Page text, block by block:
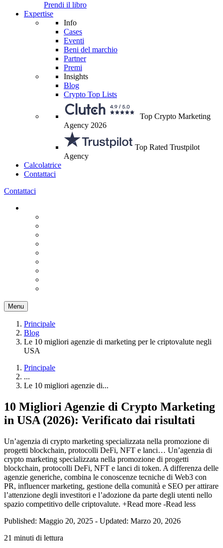
Prendi il libro
Expertise
Info
Cases
Eventi
Beni del marchio
Partner
Premi
Insights
Blog
Crypto Top Lists
Top Crypto Marketing
Agency 2026
Top Rated Trustpilot
Agency
Calcolatrice
Contattaci
Contattaci
Menu
Principale
Blog
Le 10 migliori agenzie di marketing per le criptovalute negli
USA
Principale
...
Le 10 migliori agenzie di...
10 Migliori Agenzie di Crypto Marketing
in USA (2026): Verificato dai risultati
Un’agenzia di crypto marketing specializzata nella promozione di
progetti blockchain, protocolli DeFi, NFT e lanci… Un’agenzia di
crypto marketing specializzata nella promozione di progetti
blockchain, protocolli DeFi, NFT e lanci di token. A differenza delle
agenzie generiche, combina le conoscenze tecniche di Web3 con
PR, influencer marketing, gestione della comunità e SEO per attirare
l’attenzione degli investitori e l’adozione da parte degli utenti nello
spazio competitivo delle criptovalute. +Read more -Read less
Published: Maggio 20, 2025 - Updated: Marzo 20, 2026
21 minuti di lettura